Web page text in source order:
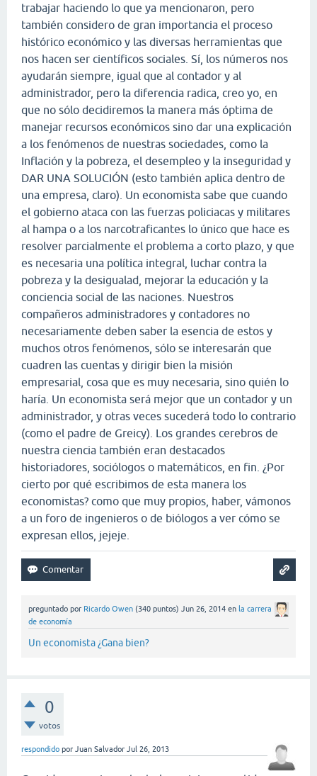
trabajar haciendo lo que ya mencionaron, pero
también considero de gran importancia el proceso
histórico económico y las diversas herramientas que
nos hacen ser científicos sociales. Sí, los números nos
ayudarán siempre, igual que al contador y al
administrador, pero la diferencia radica, creo yo, en
que no sólo decidiremos la manera más óptima de
manejar recursos económicos sino dar una explicación
a los fenómenos de nuestras sociedades, como la
Inflación y la pobreza, el desempleo y la inseguridad y
DAR UNA SOLUCIÓN (esto también aplica dentro de
una empresa, claro). Un economista sabe que cuando
el gobierno ataca con las fuerzas policiacas y militares
al hampa o a los narcotraficantes lo único que hace es
resolver parcialmente el problema a corto plazo, y que
es necesaria una política integral, luchar contra la
pobreza y la desigualad, mejorar la educación y la
conciencia social de las naciones. Nuestros
compañeros administradores y contadores no
necesariamente deben saber la esencia de estos y
muchos otros fenómenos, sólo se interesarán que
cuadren las cuentas y dirigir bien la misión
empresarial, cosa que es muy necesaria, sino quién lo
haría. Un economista será mejor que un contador y un
administrador, y otras veces sucederá todo lo contrario
(como el padre de Greicy). Los grandes cerebros de
nuestra ciencia también eran destacados
historiadores, sociólogos o matemáticos, en fin. ¿Por
cierto por qué escribimos de esta manera los
economistas? como que muy propios, haber, vámonos
a un foro de ingenieros o de biólogos a ver cómo se
expresan ellos, jejeje.
preguntado por Ricardo Owen (340 puntos) Jun 26, 2014 en la carrera
de economía
Un economista ¿Gana bien?
0
votos
respondido por Juan Salvador Jul 26, 2013